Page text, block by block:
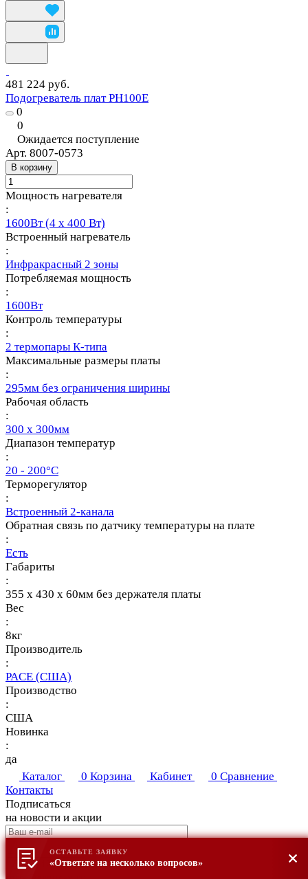
481 224 руб.
Подогреватель плат PH100E
0
0
Ожидается поступление
Арт. 8007-0573
В корзину
Мощность нагревателя
:
1600Вт (4 x 400 Вт)
Встроенный нагреватель
:
Инфракрасный 2 зоны
Потребляемая мощность
:
1600Вт
Контроль температуры
:
2 термопары К-типа
Максимальные размеры платы
:
295мм без ограничения ширины
Рабочая область
:
300 х 300мм
Диапазон температур
:
20 - 200°C
Терморегулятор
:
Встроенный 2-канала
Обратная связь по датчику температуры на плате
:
Есть
Габариты
:
355 x 430 x 60мм без держателя платы
Вес
:
8кг
Производитель
:
PACE (США)
Производство
:
США
Новинка
:
да
Каталог
0 Корзина Кабинет 0 Сравнение
Контакты
Подписаться
на новости и акции
7 (495) 123-81-01
ОСТАВЬТЕ ЗАЯВКУ
«Ответьте на несколько вопросов»